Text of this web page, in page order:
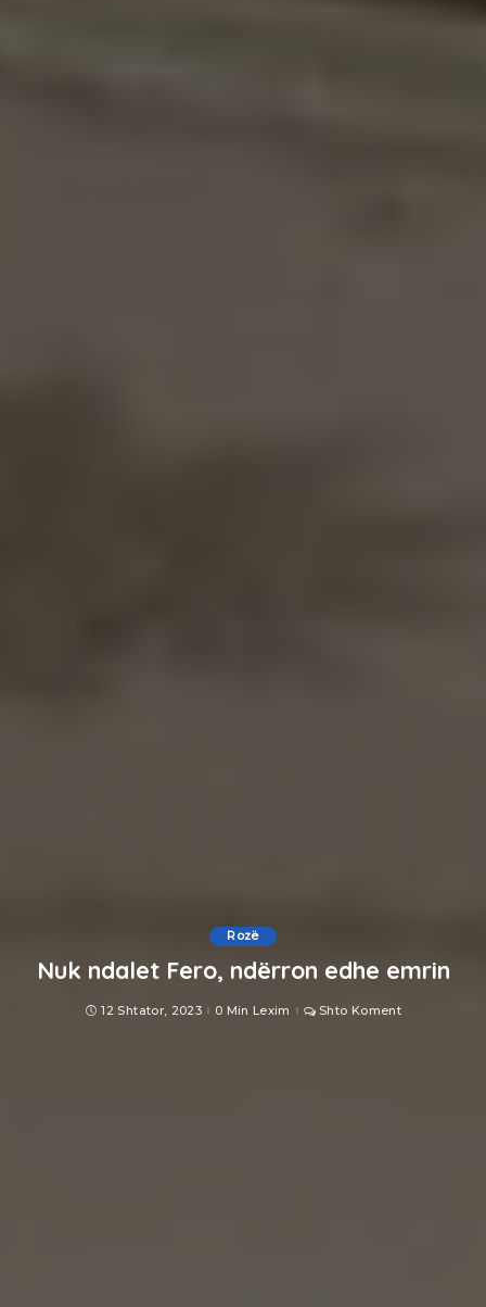
Rozë
Nuk ndalet Fero, ndërron edhe emrin
12 Shtator, 2023 0 Min Lexim Shto Koment